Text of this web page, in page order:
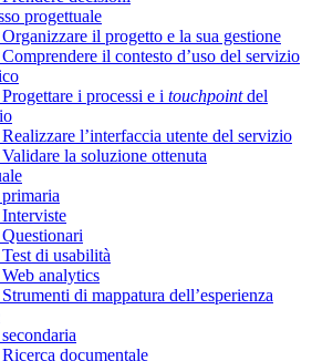
progettuale
il progetto e la sua gestione
il contesto d’uso del servizio
i processi e i touchpointdel
l’interfaccia utente del servizio
la soluzione ottenuta
di usabilità
analytics
di mappatura dell’esperienza
documentale